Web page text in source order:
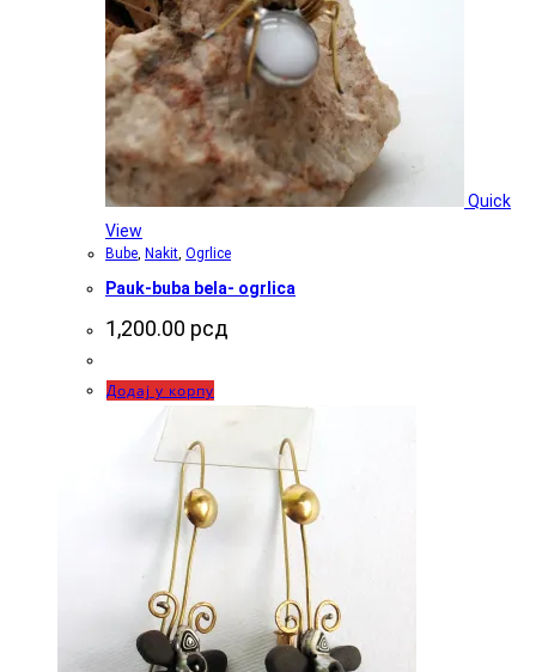
Quick
View
Bube Nakit Ogrlice
Pauk-buba bela- ogrlica
1,200.00 рсд
Додај у корпу